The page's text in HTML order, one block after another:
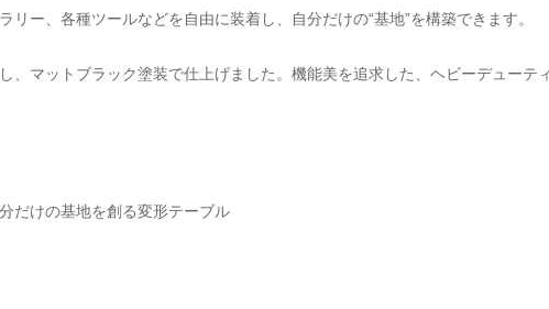
ー、各種ツールなどを自由に装着し、自分だけの“基地”を構築できます。
マットブラック塗装で仕上げました。機能美を追求した、ヘビーデューテ
だけの基地を創る変形テーブル